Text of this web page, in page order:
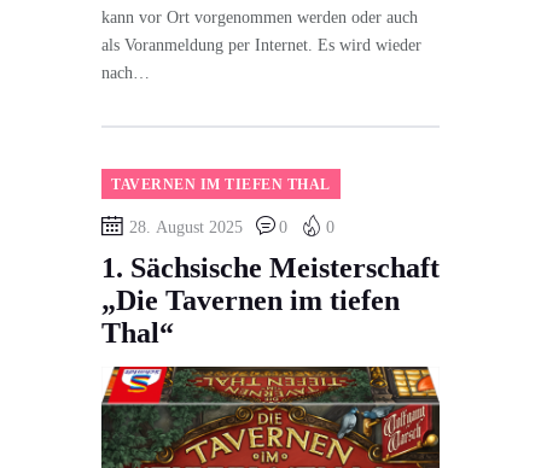
kann vor Ort vorgenommen werden oder auch
als Voranmeldung per Internet. Es wird wieder
nach…
TAVERNEN IM TIEFEN THAL
28. August 2025 0 0
1. Sächsische Meisterschaft
„Die Tavernen im tiefen
Thal“